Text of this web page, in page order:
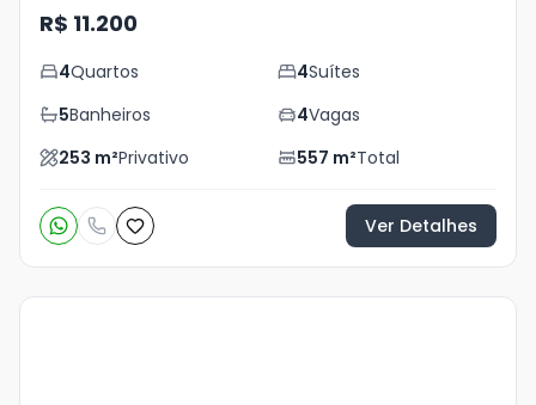
R$ 11.200
4Quartos 4Suítes
5Banheiros 4Vagas
253 m²Privativo 557 m²Total
Ver Detalhes